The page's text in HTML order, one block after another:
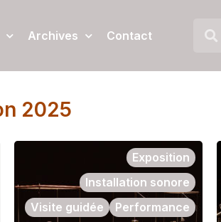
Archives Contact
2025
Exposition
Installation sonore
Performance
Visite guidée